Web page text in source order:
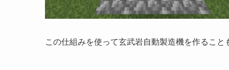
この仕組みを使って玄武岩自動製造機を作ること